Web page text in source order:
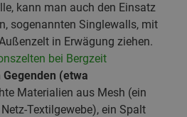
kann man auch den Einsatz
sogenannten Singlewalls, mit
in Erwägung ziehen.
bei Bergzeit
(etwa
Materialien aus Mesh (ein
Textilgewebe), ein Spalt